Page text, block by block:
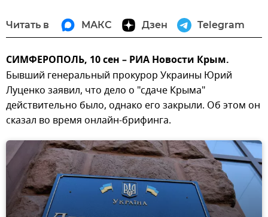
Читать в МАКС Дзен Telegram
СИМФЕРОПОЛЬ, 10 сен – РИА Новости Крым.
Бывший генеральный прокурор Украины Юрий
Луценко заявил, что дело о "сдаче Крыма"
действительно было, однако его закрыли. Об этом он
сказал во время онлайн-брифинга.